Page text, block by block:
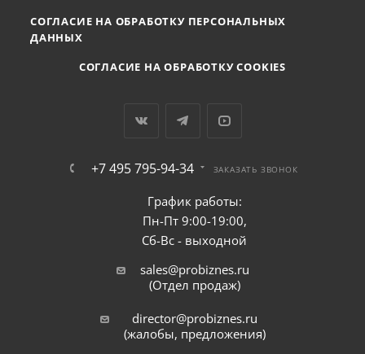
СОГЛАСИЕ НА ОБРАБОТКУ ПЕРСОНАЛЬНЫХ
ДАННЫХ
СОГЛАСИЕ НА ОБРАБОТКУ COOKIES
+7 495 795-94-34 ЗАКАЗАТЬ ЗВОНОК
График работы:
Пн-Пт 9:00-19:00,
Сб-Вс - выходной
sales@probiznes.ru
(Отдел продаж)
director@probiznes.ru
(жалобы, предложения)